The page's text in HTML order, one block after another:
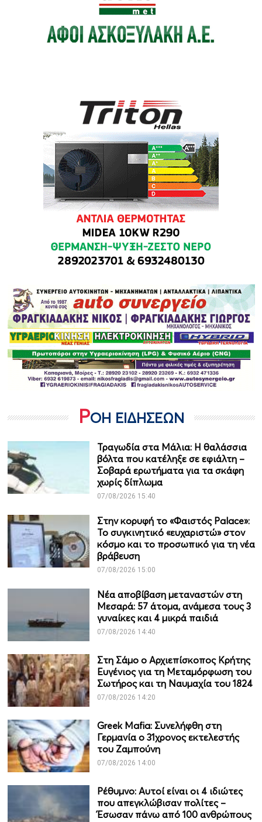
ΡΟΗ ΕΙΔΗΣΕΩΝ
Τραγωδία στα Μάλια: Η θαλάσσια
βόλτα που κατέληξε σε εφιάλτη –
Σοβαρά ερωτήματα για τα σκάφη
χωρίς δίπλωμα
07/08/2026 15:40
Στην κορυφή το «Φαιστός Palace»:
Το συγκινητικό «ευχαριστώ» στον
κόσμο και το προσωπικό για τη νέα
βράβευση
07/08/2026 15:00
Νέα αποβίβαση μεταναστών στη
Μεσαρά: 57 άτομα, ανάμεσα τους 3
γυναίκες και 4 μικρά παιδιά
07/08/2026 14:40
Στη Σάμο ο Αρχιεπίσκοπος Κρήτης
Ευγένιος για τη Μεταμόρφωση του
Σωτήρος και τη Ναυμαχία του 1824
07/08/2026 14:20
Greek Mafia: Συνελήφθη στη
Γερμανία ο 31χρονος εκτελεστής
του Ζαμπούνη
07/08/2026 14:00
Ρέθυμνο: Αυτοί είναι οι 4 ιδιώτες
που απεγκλώβισαν πολίτες –
Έσωσαν πάνω από 100 ανθρώπους